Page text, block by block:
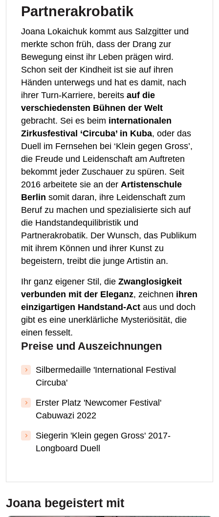
Partnerakrobatik
Joana Lokaichuk kommt aus Salzgitter und
merkte schon früh, dass der Drang zur
Bewegung einst ihr Leben prägen wird.
Schon seit der Kindheit ist sie auf ihren
Händen unterwegs und hat es damit, nach
ihrer Turn-Karriere, bereits auf die
verschiedensten Bühnen der Welt
gebracht. Sei es beim internationalen
Zirkusfestival ‘Circuba’ in Kuba, oder das
Duell im Fernsehen bei ‘Klein gegen Gross’,
die Freude und Leidenschaft am Auftreten
bekommt jeder Zuschauer zu spüren. Seit
2016 arbeitete sie an der Artistenschule
Berlin somit daran, ihre Leidenschaft zum
Beruf zu machen und spezialisierte sich auf
die Handstandequilibristik und
Partnerakrobatik. Der Wunsch, das Publikum
mit ihrem Können und ihrer Kunst zu
begeistern, treibt die junge Artistin an.
Ihr ganz eigener Stil, die Zwanglosigkeit
verbunden mit der Eleganz, zeichnen ihren
einzigartigen Handstand-Act aus und doch
gibt es eine unerklärliche Mysteriösität, die
einen fesselt.
Preise und Auszeichnungen
Silbermedaille 'International Festival
Circuba'
Erster Platz 'Newcomer Festival'
Cabuwazi 2022
Siegerin 'Klein gegen Gross' 2017-
Longboard Duell
Joana begeistert mit